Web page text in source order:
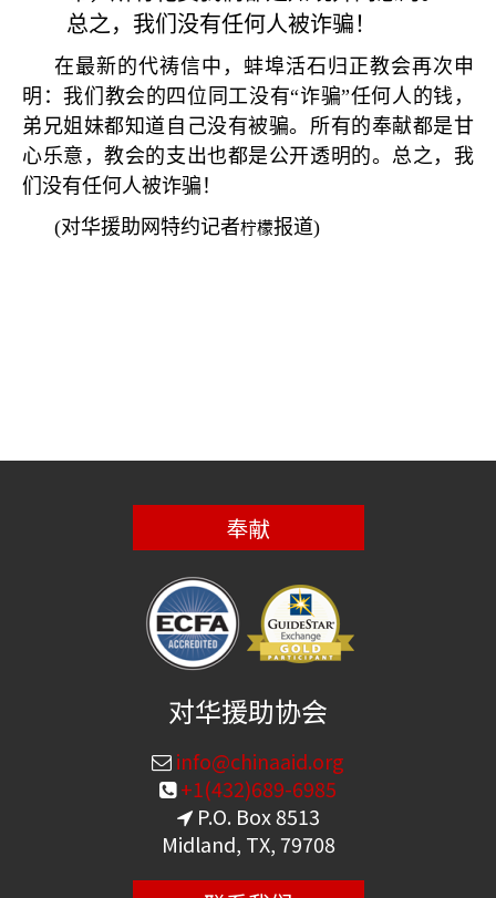
总之，我们没有任何人被诈骗！
在最新的代祷信中，蚌埠活石归正教会再次申
明：我们教会的四位同工没有“诈骗”任何人的钱，
弟兄姐妹都知道自己没有被骗。所有的奉献都是甘
心乐意，教会的支出也都是公开透明的。总之，我
们没有任何人被诈骗！
(对华援助网特约记者柠檬报道)
奉献
对华援助协会
info@chinaaid.org
+1(432)689-6985
P.O. Box 8513
Midland, TX, 79708